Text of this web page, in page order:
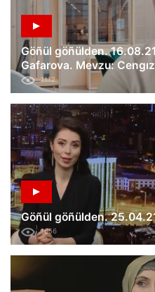
Göñül göñülden.
Gafarova. Mevzu:
1112
Göñül göñülden.
1656